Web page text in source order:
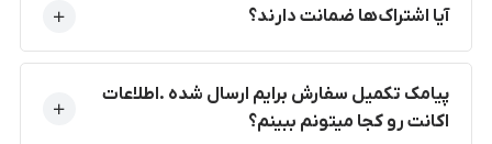
آیا اشتراک‌ها ضمانت دارند؟
پیامک تکمیل سفارش برایم ارسال شده .اطلاعات
اکانت رو کجا میتونم ببینم؟